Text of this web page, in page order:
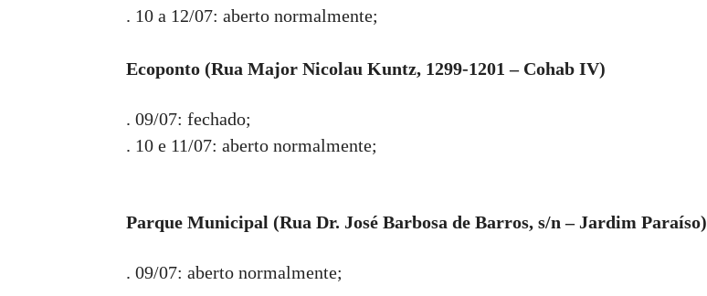
. 10 a 12/07: aberto normalmente;
Ecoponto (Rua Major Nicolau Kuntz, 1299-1201 – Cohab IV)
. 09/07: fechado;
. 10 e 11/07: aberto normalmente;
Parque Municipal (Rua Dr. José Barbosa de Barros, s/n – Jardim Paraíso)
. 09/07: aberto normalmente;